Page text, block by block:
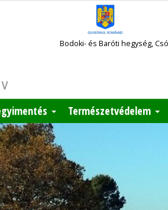
Bodoki- és Baróti hegység,
Természetvédelem